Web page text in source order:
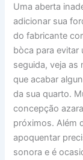
Uma aberta
adicionar sua
do fabricante
bòca para evitar
seguida, veja as
que acabar
da sua quarto.
concepção
próximos. Além
apoquentar
sonora e é